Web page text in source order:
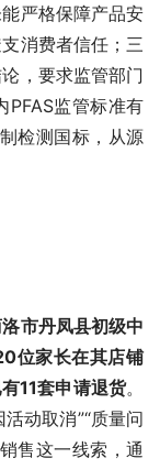
严格保障产品安
消费者信任；三
，要求监管部门
PFAS监管标准有
检测国标，从源
市丹凤县初级中
位家长在其店铺
11套申请退货。
动取消”“质量问
售这一线索，通